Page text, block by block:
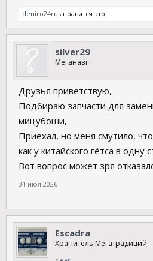
deniro24rus нравится это.
silver29
Меганавт
Друзья приветствую,
Подбираю запчасти для
мицубоши,
Приехал, но меня смутило,
как у китайского гётса в одну
Вот вопрос может зря
31 июл 2026
Escadra
Хранитель Мегатрадиций